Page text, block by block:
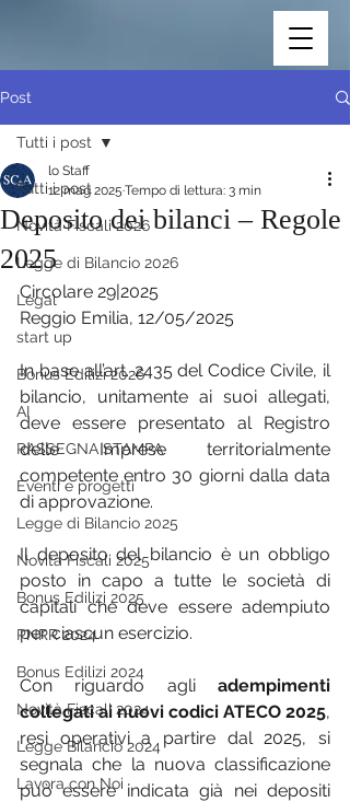
Post
Tutti i post
Novità Fiscali 2026
Legge di Bilancio 2026
Legal
start up
Bonus Edilizi 2026
AI
RASSEGNA STAMPA
Eventi e progetti
Legge di Bilancio 2025
Novità Fiscali 2025
Bonus Edilizi 2025
PNRR 2024
Bonus Edilizi 2024
Novità Fiscali 2024
Legge Bilancio 2024
Lavora con Noi
Tutti i post
Deposito dei bilanci – Regole
2025
lo Staff
12 mag 2025 Tempo di lettura: 3 min
Circolare 29|2025
Reggio Emilia, 12/05/2025
In base all’art. 2435 del Codice Civile, il
bilancio, unitamente ai suoi allegati,
deve essere presentato al Registro
delle Imprese territorialmente
competente entro 30 giorni dalla data
di approvazione.
Il deposito del bilancio è un obbligo
posto in capo a tutte le società di
capitali che deve essere adempiuto
per ciascun esercizio.
Con riguardo agli adempimenti
collegati ai nuovi codici ATECO 2025,
resi operativi a partire dal 2025, si
segnala che la nuova classificazione
può essere indicata già nei depositi